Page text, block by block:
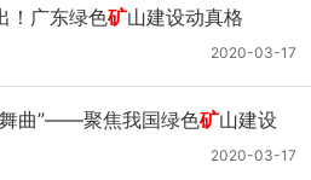
！广东绿色矿山建设动真格
2020-03-17
曲”——聚焦我国绿色矿山建设
2020-03-17